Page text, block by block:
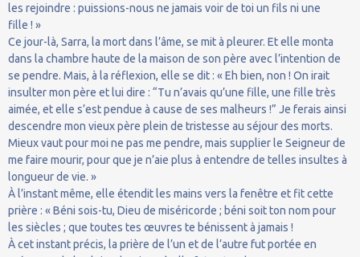
les rejoindre : puissions-nous ne jamais voir de toi un fils ni une
fille ! »
Ce jour-là, Sarra, la mort dans l’âme, se mit à pleurer. Et elle monta
dans la chambre haute de la maison de son père avec l’intention de
se pendre. Mais, à la réflexion, elle se dit : « Eh bien, non ! On irait
insulter mon père et lui dire : “Tu n’avais qu’une fille, une fille très
aimée, et elle s’est pendue à cause de ses malheurs !” Je ferais ainsi
descendre mon vieux père plein de tristesse au séjour des morts.
Mieux vaut pour moi ne pas me pendre, mais supplier le Seigneur de
me faire mourir, pour que je n’aie plus à entendre de telles insultes à
longueur de vie. »
À l’instant même, elle étendit les mains vers la fenêtre et fit cette
prière : « Béni sois-tu, Dieu de miséricorde ; béni soit ton nom pour
les siècles ; que toutes tes œuvres te bénissent à jamais !
À cet instant précis, la prière de l’un et de l’autre fut portée en